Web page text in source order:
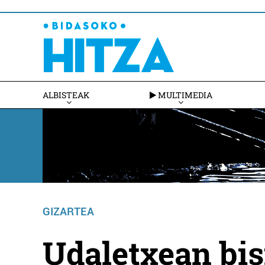
ALBISTEAK MULTIMEDIA
GIZARTEA
Udaletxean